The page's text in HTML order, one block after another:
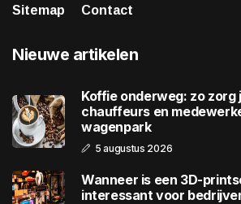
Sitemap
Contact
Nieuwe artikelen
Koffie onderweg: zo
chauffeurs en
wagenpark
5 augustus 2026
Wanneer is een 3D-
interessant voor